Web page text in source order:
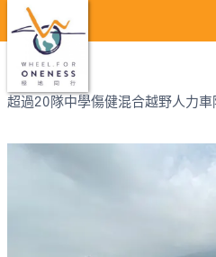
转
容超過20隊中學傷健混合越野人力車